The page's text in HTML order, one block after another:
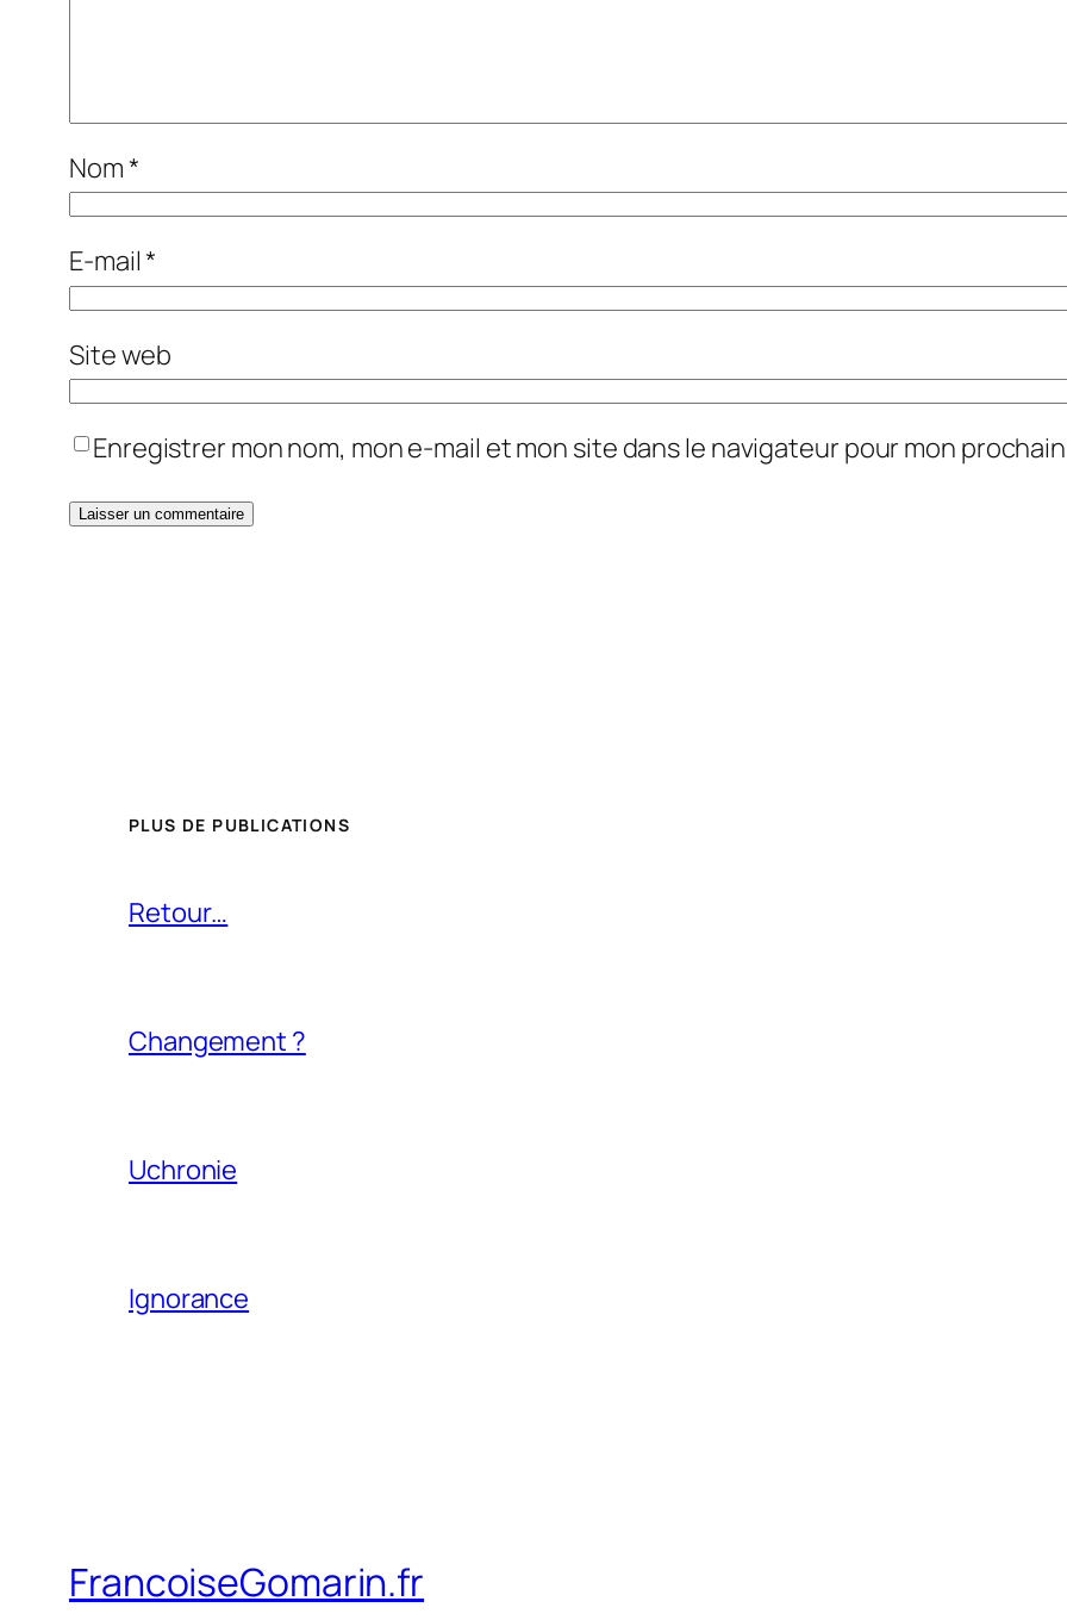
Nom*
E-mail*
Site web
Enregistrer mon nom, mon e-mail et mon site dans le navigateur pour mon
PLUS DE PUBLICATIONS
Retour…
Changement ?
Uchronie
Ignorance
FrancoiseGomarin.fr